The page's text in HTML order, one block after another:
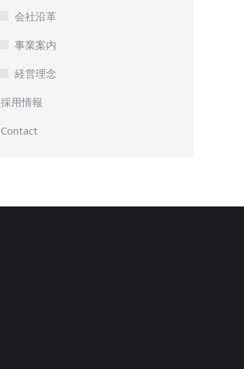
会社沿革
事業案内
経営理念
採用情報
Contact